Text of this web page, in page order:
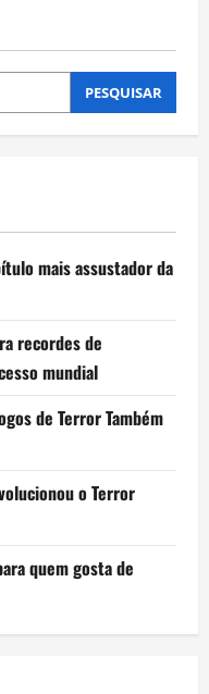
PESQUISAR
mais assustador da
recordes de
mundial
de Terror Também
o Terror
quem gosta de